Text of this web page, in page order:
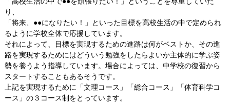
り、
「将来、●●になりたい！」といった目標を高校生活の中で定められ
るように学校全体で応援しています。
それによって、目標を実現するための進路は何がベストか、その進
路を実現するためにはどういう勉強をしたらよいか主体的に学ぶ姿
勢を養うよう指導しています。場合によっては、中学校の復習から
スタートすることもあるそうです。
上記を実現するために「文理コース」「総合コース」「体育科学コ
ース」の３コース制をとっています。